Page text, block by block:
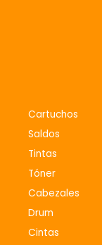
Cartuchos
Saldos
Tintas
Tóner
Cabezales
Drum
Cintas